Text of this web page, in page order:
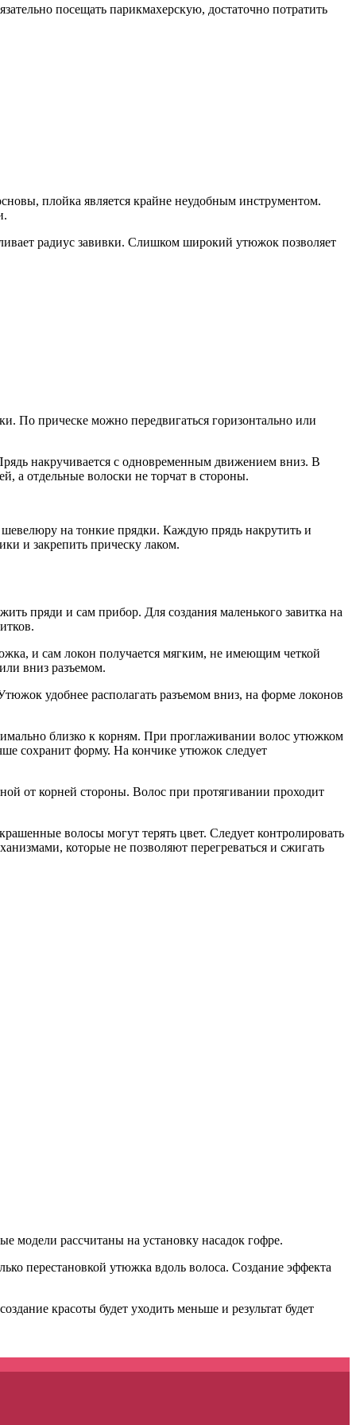
посещать парикмахерскую, достаточно потратить
плойка является крайне неудобным инструментом.
радиус завивки. Слишком широкий утюжок позволяет
По прическе можно передвигаться горизонтально или
накручивается с одновременным движением вниз. В
а отдельные волоски не торчат в стороны.
на тонкие прядки. Каждую прядь накрутить и
и закрепить прическу лаком.
пряди и сам прибор. Для создания маленького завитка на
и сам локон получается мягким, не имеющим четкой
вниз разъемом.
удобнее располагать разъемом вниз, на форме локонов
близко к корням. При проглаживании волос утюжком
сохранит форму. На кончике утюжок следует
от корней стороны. Волос при протягивании проходит
волосы могут терять цвет. Следует контролировать
которые не позволяют перегреваться и сжигать
модели рассчитаны на установку насадок гофре.
перестановкой утюжка вдоль волоса. Создание эффекта
красоты будет уходить меньше и результат будет